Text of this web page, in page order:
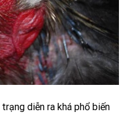
diễn ra khá phổ biến